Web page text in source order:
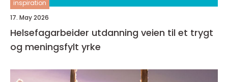
inspiration
17. May 2026
Helsefagarbeider utdanning veien til et trygt
og meningsfylt yrke